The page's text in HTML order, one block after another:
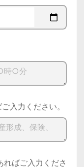
入力ください。
ればご入力くださ